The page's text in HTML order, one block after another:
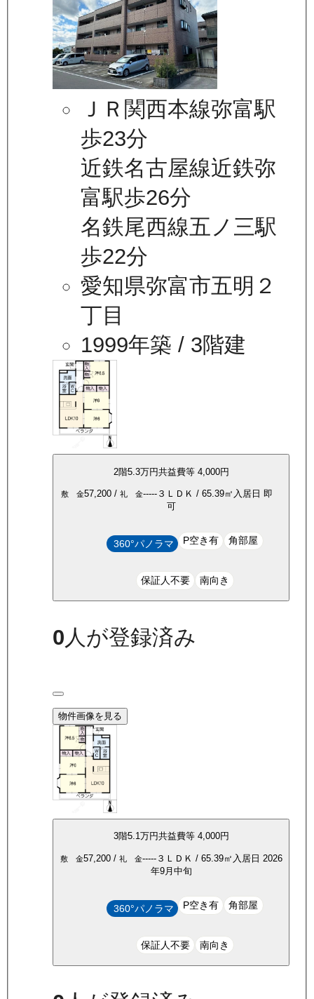
ＪＲ関西本線弥富駅
歩23分
近鉄名古屋線近鉄弥
富駅歩26分
名鉄尾西線五ノ三駅
歩22分
愛知県弥富市五明２
丁目
1999年築 / 3階建
2階5.3万円共益費等 4,000円
敷 金57,200/ 礼 金-----３ＬＤＫ / 65.39㎡ 入居日 即
可
360°パノラマ P空き有 角部屋
保証人不要 南向き
0人が登録済み
物件画像を見る
3階5.1万円共益費等 4,000円
敷 金57,200/ 礼 金-----３ＬＤＫ / 65.39㎡ 入居日 2026
年9月中旬
360°パノラマ P空き有 角部屋
保証人不要 南向き